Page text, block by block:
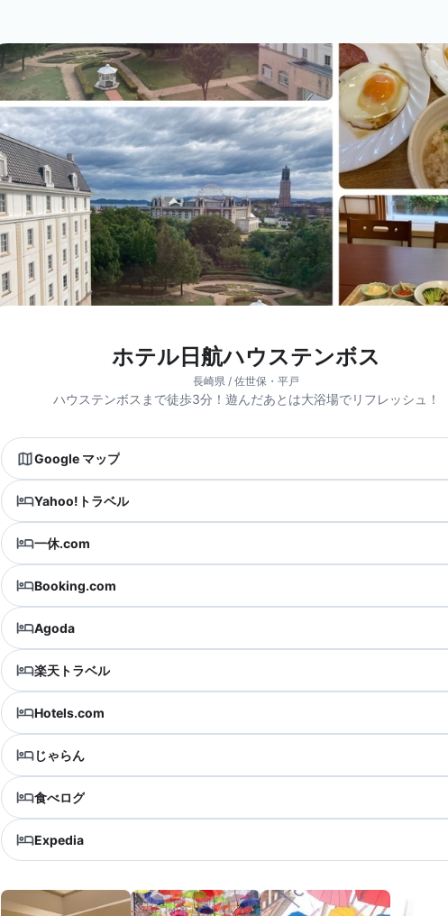
ホテル日航ハウステンボス
長崎県 / 佐世保・平戸
ハウステンボスまで徒歩3分！遊んだあとは大浴場でリフレッシュ！
Google マップ
Yahoo!トラベル
一休.com
Booking.com
Agoda
楽天トラベル
Hotels.com
じゃらん
食べログ
Expedia